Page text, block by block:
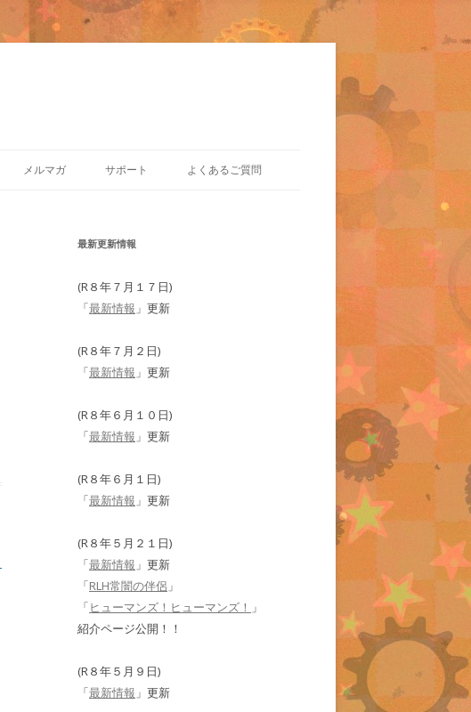
メルマガ サポート よくあるご質問
最新更新情報
(R８年７月１７日)
「最新情報 」更新
(R８年７月２日)
「最新情報 」更新
(R８年６月１０日)
「最新情報 」更新
(R８年６月１日)
「最新情報 」更新
(R８年５月２１日)
「最新情報 」更新
「RLH常闇の伴侶 」
「ヒューマンズ！ヒューマンズ！ 」
紹介ページ公開！！
(R８年５月９日)
「最新情報 」更新